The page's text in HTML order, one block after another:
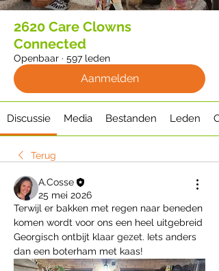
2620 Care Clowns
Connected
Openbaar · 597 leden
Aanmelden
Discussie Media Bestanden Leden
Terug
A.Cosse
25 mei 2026
Terwijl er bakken met regen naar beneden
komen wordt voor ons een heel uitgebreid
Georgisch ontbijt klaar gezet. Iets anders
dan een boterham met kaas!